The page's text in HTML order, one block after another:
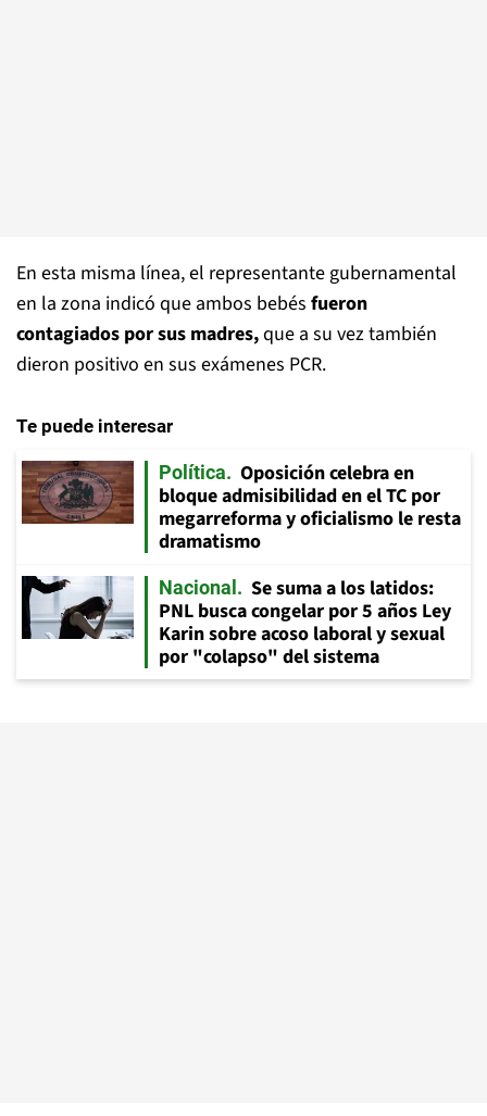
En esta misma línea, el representante gubernamental
en la zona indicó que ambos bebés fueron
contagiados por sus madres,que a su vez también
dieron positivo en sus exámenes PCR.
Te puede interesar
Política
Oposición celebra en
bloque admisibilidad en el TC por
megarreforma y oficialismo le resta
dramatismo
Nacional
Se suma a los latidos:
PNL busca congelar por 5 años Ley
Karin sobre acoso laboral y sexual
por "colapso" del sistema